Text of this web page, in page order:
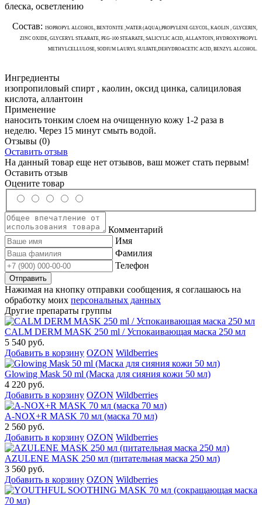
блеска, осветлению
Состав: ISOPROPYL ALCOHOL, BENTONITE ,WATER (AQUA),PROPYLENE GLYCOL, KAOLIN , GLYCERIN,
ZINC OXIDE, GLYCERYL STEARATE, PEG-100 STEARATE, SALICYLIC ACID, ALLANTOIN, HYDROXYPROPYL
METHYLCELLULOSE, SODIUM LAURYL SULFATE,DEHYDROACETIC ACID, BENZYL ALCOHOL.
Ингредиенты
изопропиловый спирт , каолин, оксид цинка, салициловая
кислота, аллантоин
Применение
наносить тонким слоем на очищенную кожу 1-2 раза в
неделю. Через 15 минут смыть водой.
Отзывы (0)
Оставить отзыв
На данный товар еще нет отзывов, ваш может стать первым!
Оставить отзыв
Оцените товар
Комментарий
Имя
Фамилия
Телефон
Нажимая на кнопку отправки сообщения, я соглашаюсь на
обработку моих персональных данных
Другие препараты группы
CALM DERM MASK 250 ml / Успокаивающая маска 250 мл
5 540 руб.
Добавить в корзину OZON Wildberries
Glowing Mask 50 ml (Маска для сияния кожи 50 мл)
4 220 руб.
Добавить в корзину OZON Wildberries
A-NOX+R MASK 70 мл (маска 70 мл)
2 560 руб.
Добавить в корзину OZON Wildberries
AZULENE MASK 250 мл (питательная маска 250 мл)
3 560 руб.
Добавить в корзину OZON Wildberries